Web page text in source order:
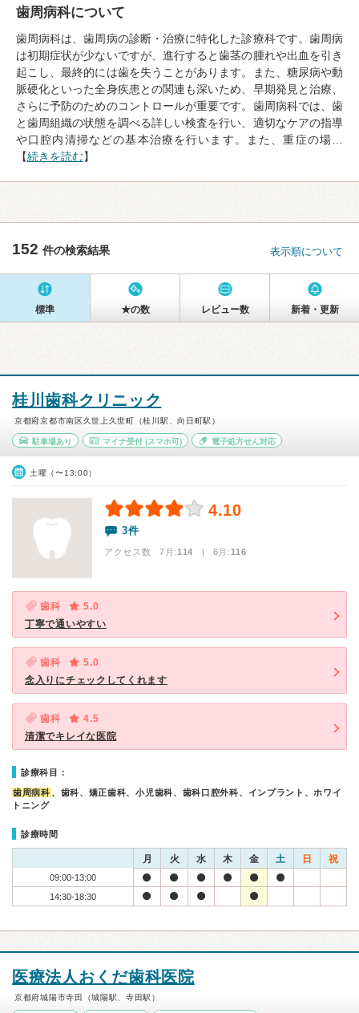
歯周病科について
歯周病科は、歯周病の診断・治療に特化した診療科です。歯周病
は初期症状が少ないですが、進行すると歯茎の腫れや出血を引き
起こし、最終的には歯を失うことがあります。また、糖尿病や動
脈硬化といった全身疾患との関連も深いため、早期発見と治療、
さらに予防のためのコントロールが重要です。歯周病科では、歯
と歯周組織の状態を調べる詳しい検査を行い、適切なケアの指導
や口腔内清掃などの基本治療を行います。また、重症の場…
【続きを読む】
152 件の検索結果 表示順について
標準 ★の数 レビュー数 新着・更新
桂川歯科クリニック
京都府京都市南区久世上久世町（桂川駅、向日町駅）
駐車場あり マイナ受付(スマホ可) 電子処方せん対応
土曜（〜13:00）
4.10
3件
アクセス数 7月:114 | 6月:116
歯科
5.0
丁寧で通いやすい
歯科
5.0
念入りにチェックしてくれます
歯科
4.5
清潔でキレイな医院
診療科目：
歯周病科 、歯科、矯正歯科、小児歯科、歯科口腔外科、インプラント、ホワイ
トニング
診療時間
月 火 水 木 金 土 日 祝
09:00-13:00
14:30-18:30
医療法人おくだ歯科医院
京都府城陽市寺田（城陽駅、寺田駅）